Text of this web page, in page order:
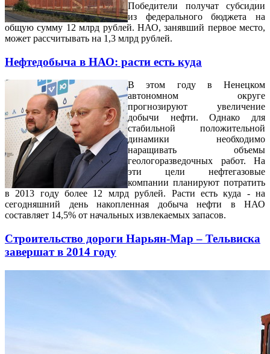
Победители получат субсидии
из федерального бюджета на
общую сумму 12 млрд рублей. НАО, занявший первое место,
может рассчитывать на 1,3 млрд рублей.
Нефтедобыча в НАО: расти есть куда
В этом году в Ненецком
автономном округе
прогнозируют увеличение
добычи нефти. Однако для
стабильной положительной
динамики необходимо
наращивать объемы
геологоразведочных работ. На
эти цели нефтегазовые
компании планируют потратить
в 2013 году более 12 млрд рублей. Расти есть куда - на
сегодняшний день накопленная добыча нефти в НАО
составляет 14,5% от начальных извлекаемых запасов.
Строительство дороги Нарьян-Мар – Тельвиска
завершат в 2014 году